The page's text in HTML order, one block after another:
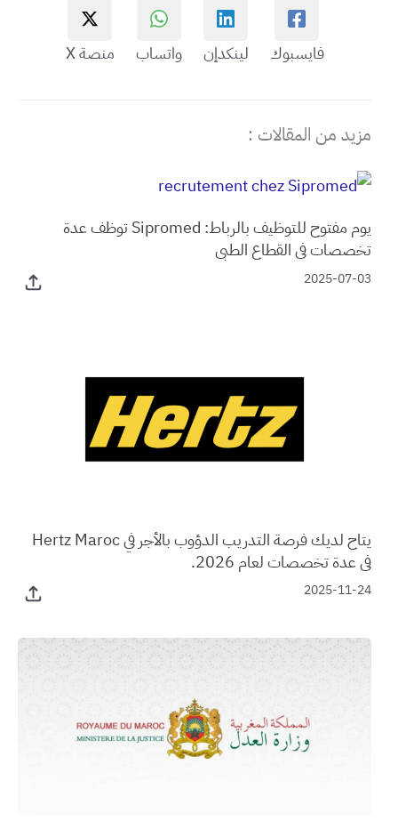
فايسبوك لينكدإن واتساب منصة X
مزيد من المقالات :
يوم مفتوح للتوظيف بالرباط: Sipromed توظف عدة
تخصصات في القطاع الطبي
2025-07-03
يتاح لديك فرصة التدريب الدؤوب بالأجر في Hertz Maroc
في عدة تخصصات لعام 2026.
2025-11-24